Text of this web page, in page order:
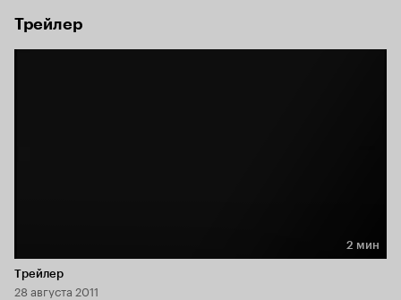
Трейлер
Длительность 2 мин
2 мин
Трейлер
28 августа 2011